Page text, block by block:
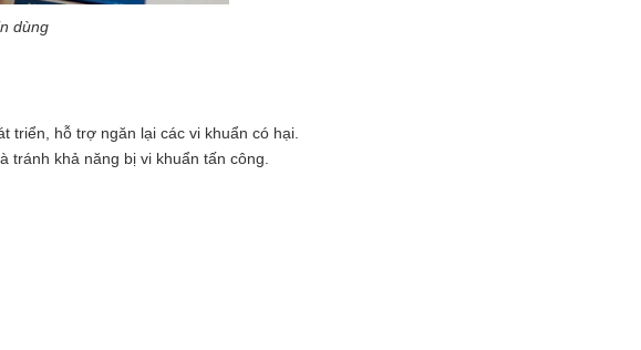
dùng
triển, hỗ trợ ngăn lại các vi khuẩn có hại.
tránh khả năng bị vi khuẩn tấn công.